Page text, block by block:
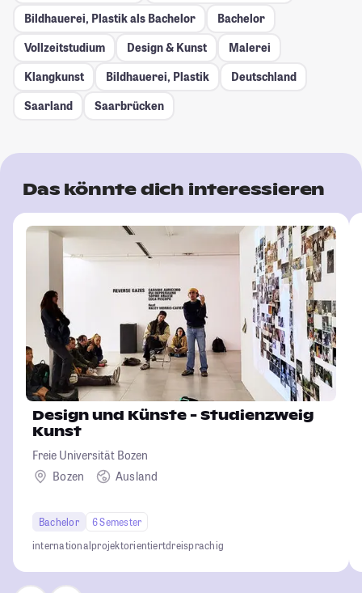
Bildhauerei, Plastik als Bachelor
Bachelor
Vollzeitstudium
Design & Kunst
Malerei
Klangkunst
Bildhauerei, Plastik
Deutschland
Saarland
Saarbrücken
Das könnte dich interessieren
Design und Künste - Studienzweig
Kunst
Freie Universität Bozen
Bozen
Ausland
Bachelor
6 Semester
internationalprojektorientiertdreisprachig